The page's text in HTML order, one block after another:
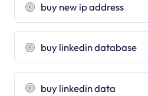
buy new ip address
buy linkedin database
buy linkedin data